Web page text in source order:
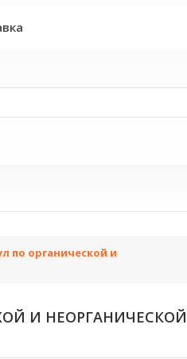
по органической и
И НЕОРГАНИЧЕСКОЙ